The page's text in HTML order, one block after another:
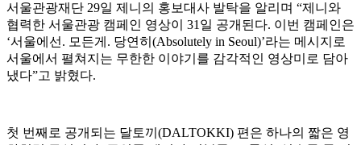
서울관광재단 29일 제니의 홍보대사 발탁을 알리며 “제니와
협력한 서울관광 캠페인 영상이 31일 공개된다. 이번 캠페인은
‘서울에선. 모든게. 당연히(Absolutely in Seoul)’라는 메시지로
서울에서 펼쳐지는 무한한 이야기를 감각적인 영상미로 담아
냈다”고 밝혔다.
첫 번째로 공개되는 달토끼(DALTOKKI) 편은 하나의 짧은 영